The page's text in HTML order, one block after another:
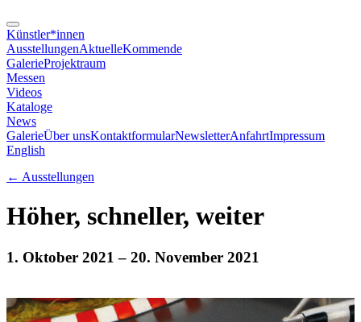
Künstler*innen
AusstellungenAktuelleKommende
GalerieProjektraum
Messen
Videos
Kataloge
News
GalerieÜber unsKontaktformularNewsletterAnfahrtImpressum
English
← Ausstellungen
Höher, schneller, weiter
1. Oktober 2021 – 20. November 2021